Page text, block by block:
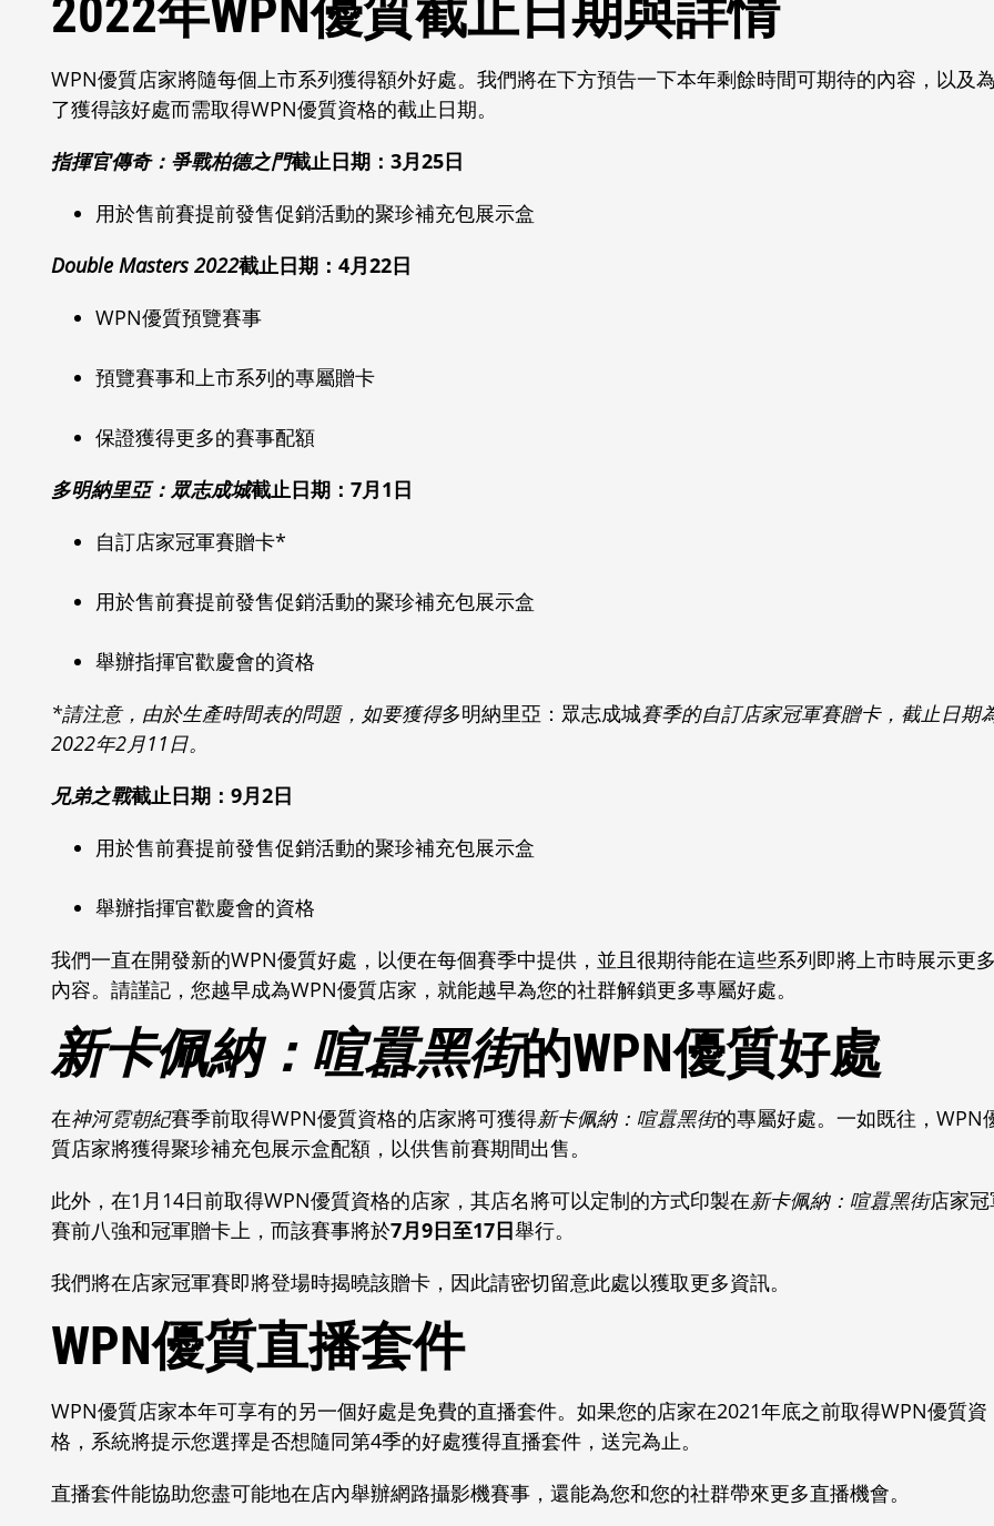
2022年WPN優質截止日期與詳情
WPN優質店家將隨每個上市系列獲得額外好處。我們將在下方預告一下本年剩餘時間可期待的內容，以及
了獲得該好處而需取得WPN優質資格的截止日期。
指揮官傳奇：爭戰柏德之門截止日期：3月25日
用於售前賽提前發售促銷活動的聚珍補充包展示盒
Double Masters 2022截止日期：4月22日
WPN優質預覽賽事
預覽賽事和上市系列的專屬贈卡
保證獲得更多的賽事配額
多明納里亞：眾志成城截止日期：7月1日
自訂店家冠軍賽贈卡*
用於售前賽提前發售促銷活動的聚珍補充包展示盒
舉辦指揮官歡慶會的資格
*請注意，由於生產時間表的問題，如要獲得多明納里亞：眾志成城賽季的自訂店家冠軍賽贈卡，截止日期
2022年2月11日。
兄弟之戰截止日期：9月2日
用於售前賽提前發售促銷活動的聚珍補充包展示盒
舉辦指揮官歡慶會的資格
我們一直在開發新的WPN優質好處，以便在每個賽季中提供，並且很期待能在這些系列即將上市時展示更
內容。請謹記，您越早成為WPN優質店家，就能越早為您的社群解鎖更多專屬好處。
新卡佩納：喧囂黑街的WPN優質好處
在神河霓朝紀賽季前取得WPN優質資格的店家將可獲得新卡佩納：喧囂黑街的專屬好處。一如既往，WPN
質店家將獲得聚珍補充包展示盒配額，以供售前賽期間出售。
此外，在1月14日前取得WPN優質資格的店家，其店名將可以定制的方式印製在新卡佩納：喧囂黑街店家
賽前八強和冠軍贈卡上，而該賽事將於7月9日至17日舉行。
我們將在店家冠軍賽即將登場時揭曉該贈卡，因此請密切留意此處以獲取更多資訊。
WPN優質直播套件
WPN優質店家本年可享有的另一個好處是免費的直播套件。如果您的店家在2021年底之前取得WPN優質資
格，系統將提示您選擇是否想隨同第4季的好處獲得直播套件，送完為止。
直播套件能協助您盡可能地在店內舉辦網路攝影機賽事，還能為您和您的社群帶來更多直播機會。